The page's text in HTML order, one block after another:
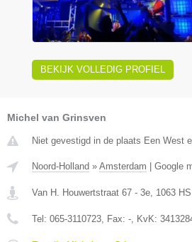
BEKIJK VOLLEDIG PROFIEL
Michel van Grinsven
Niet gevestigd in de plaats Een West
Noord-Holland » Amsterdam Google
Van H. Houwertstraat 67 - 3e, 1063 HS
Tel: 065-3110723, Fax: -, KvK: